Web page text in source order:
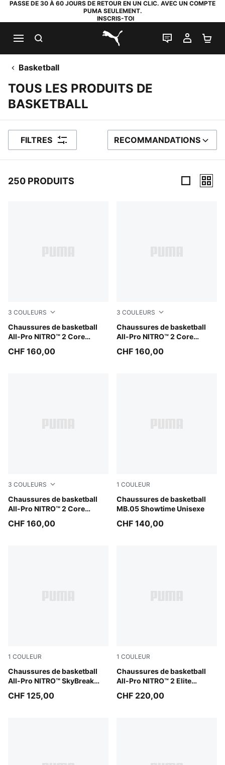
PASSE DE 30 À 60 JOURS DE RETOUR EN UN CLIC. AVEC UN COMPTE
PUMA SEULEMENT.
INSCRIS-TOI
PUMA.com
LIVE CHAT
MON
Basketball
TOUS LES PRODUITS DE
BASKETBALL
FILTRES TRIER PAR
RECOMMANDATIONS
250 PRODUITS
3 COULEURS
Chaussures de basketball
All-Pro NITRO™ 2 Core
Gray Echo-PUMA White-PUMA Silver
CHF 160,00
3 COULEURS
Chaussures de basketball
All-Pro NITRO™ 2 Core
Lime Squeeze-Ultra Red-
CHF 160,00
3 COULEURS
Chaussures de basketball
All-Pro NITRO™ 2 Core
PUMA Black-Intense Mint-PUMA Silver
CHF 160,00
1 COULEUR
Chaussures de basketball
MB.05 Showtime Unisexe
Poison Pink-Ultra Blue-
CHF 140,00
1 COULEUR
Chaussures de basketball
All-Pro NITRO™ SkyBreak
Poison Pink-Bright Aqua-Lime Squeeze
CHF 125,00
1 COULEUR
Chaussures de basketball
All-Pro NITRO™ 2 Elite
Poison Pink-Ultra Blue-Lime
CHF 220,00